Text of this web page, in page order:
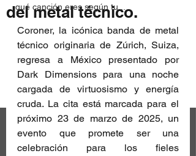
qué canción eres según tu...
del metal técnico.
Coroner, la icónica banda de metal
técnico originaria de Zúrich, Suiza,
regresa a México presentado por
Dark Dimensions para una noche
cargada de virtuosismo y energía
cruda. La cita está marcada para el
próximo 23 de marzo de 2025, un
evento que promete ser una
celebración para los fieles